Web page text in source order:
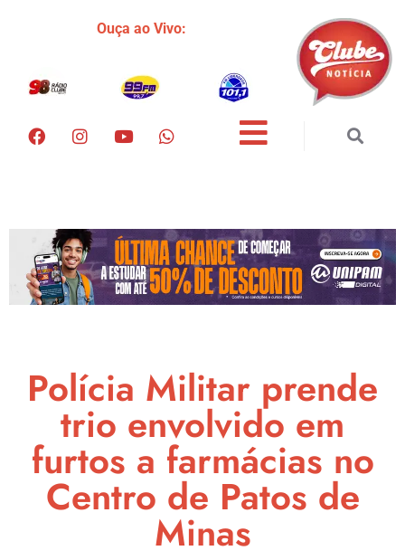
Ouça ao Vivo:
Polícia Militar prende
trio envolvido em
furtos a farmácias no
Centro de Patos de
Minas